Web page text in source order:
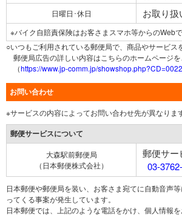
日曜日･休日 お取り扱
※バイク自賠責保険はお客さまスマホ等からのWeb
○いつもご利用されている郵便局で、商品やサービス
郵便局広告の詳しい内容はこちらのホームページを
（https://www.jp-comm.jp/
お問い合わせ
※サービスの内容によってお問い合わせ先が異なります
郵便サービスについて
大森駅前郵便局
（日本郵便株式会社）
郵便サー
03-
日本郵便や郵便局を装い、お客さま宛てに自動音声
ってくる事案が発生しています。
日本郵便では、上記のような電話をかけ、個人情報